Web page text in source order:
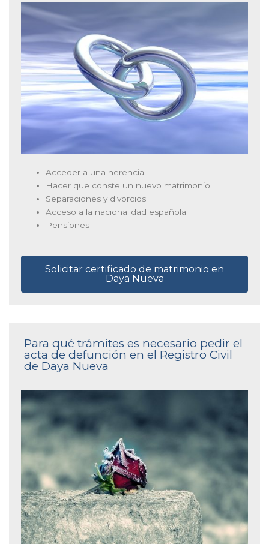
Acceder a una herencia
Hacer que conste un nuevo matrimonio
Separaciones y divorcios
Acceso a la nacionalidad española
Pensiones
Solicitar certificado de matrimonio en
Daya Nueva
Para qué trámites es necesario pedir el
acta de defunción en el Registro Civil
de Daya Nueva